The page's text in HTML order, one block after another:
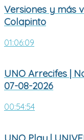
Versiones y más
Colapinto
01:06:09
UNO Arrecifes |
07-08-2026
00:54:54